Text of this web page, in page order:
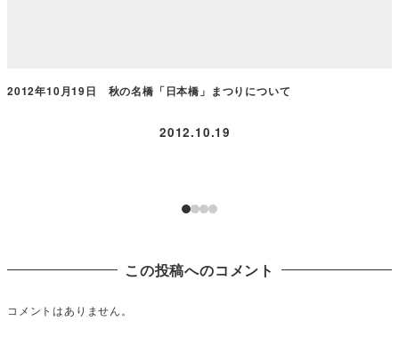
2012年10月19日 秋の名橋「日本橋」まつりについて
2012.10.19
この投稿へのコメント
コメントはありません。